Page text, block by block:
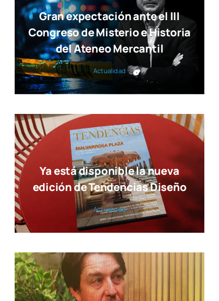
Gran expectación ante el III
Congreso de Misterio e Historia
del Ateneo Mercantil
Actua­li­dad
Ya está disponible la nueva
edición de Tendencias Diseño
Actua­li­dad